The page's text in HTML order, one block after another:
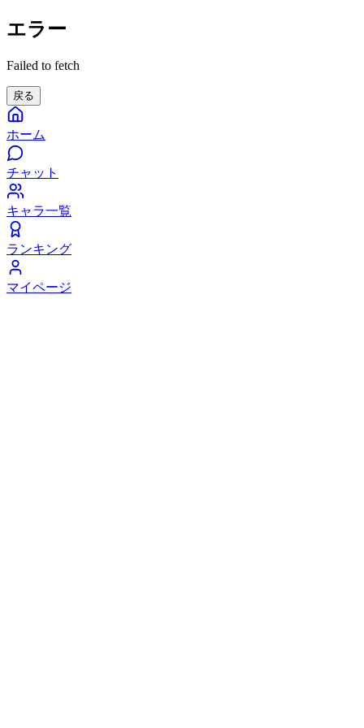
エラー
Failed to fetch
戻る
ホーム
チャット
キャラ一覧
ランキング
マイページ